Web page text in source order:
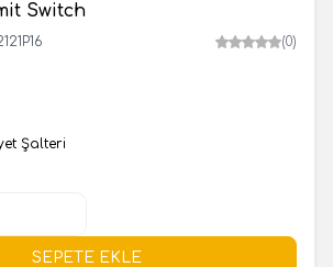
Switch
(0)
Şalteri
SEPETE EKLE